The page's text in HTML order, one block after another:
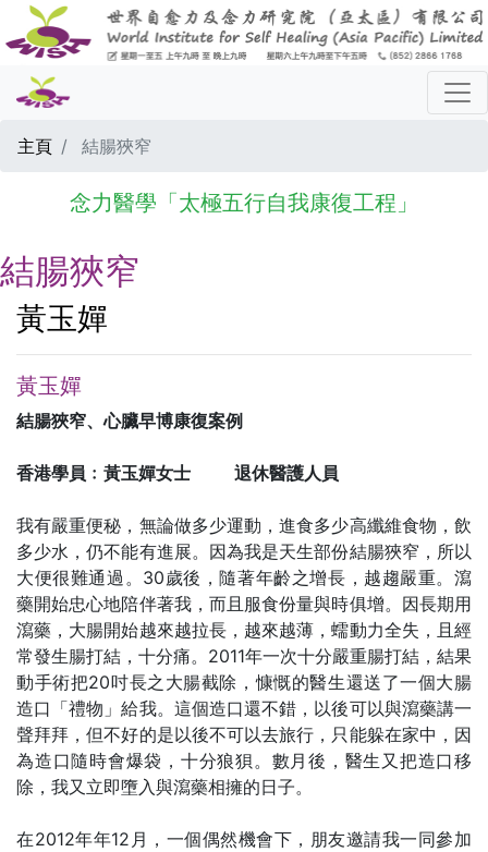
主頁 結腸狹窄
念力醫學「太極五行自我康復工程」
結腸狹窄
黃玉嬋
黃玉嬋
結腸狹窄、心臟早博康復案例
香港學員﹕黃玉嬋女士 退休醫護人員
我有嚴重便秘，無論做多少運動，進食多少高纖維食物，飲
多少水，仍不能有進展。因為我是天生部份結腸狹窄，所以
大便很難通過。30歲後，隨著年齡之增長，越趨嚴重。瀉
藥開始忠心地陪伴著我，而且服食份量與時俱增。因長期用
瀉藥，大腸開始越來越拉長，越來越薄，蠕動力全失，且經
常發生腸打結，十分痛。2011年一次十分嚴重腸打結，結果
動手術把20吋長之大腸截除，慷慨的醫生還送了一個大腸
造口「禮物」給我。這個造口還不錯，以後可以與瀉藥講一
聲拜拜，但不好的是以後不可以去旅行，只能躲在家中，因
為造口隨時會爆袋，十分狼狽。數月後，醫生又把造口移
除，我又立即墮入與瀉藥相擁的日子。
在2012年年12月，一個偶然機會下，朋友邀請我一同參加